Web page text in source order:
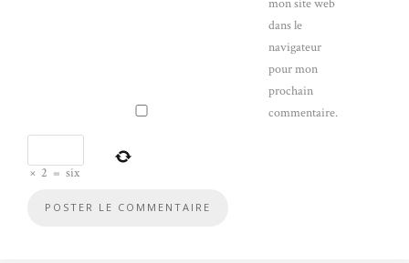
mon site web
dans le
navigateur
pour mon
prochain
commentaire.
× 2 = six